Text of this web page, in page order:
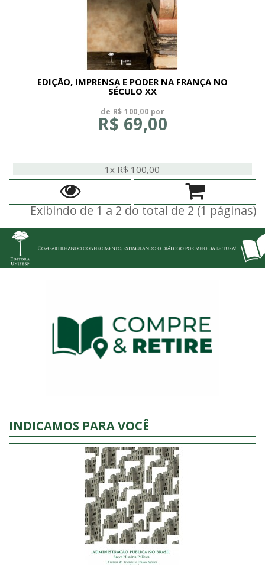
EDIÇÃO, IMPRENSA E PODER NA FRANÇA NO
SÉCULO XX
de R$ 100,00 por
R$ 69,00
1x R$ 100,00
Exibindo de 1 a 2 do total de 2 (1 páginas)
INDICAMOS PARA VOCÊ